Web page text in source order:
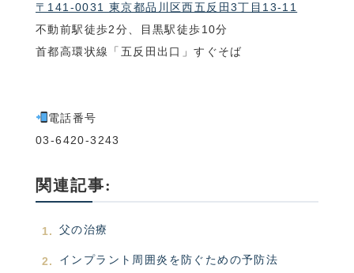
〒141-0031 東京都品川区西五反田3丁目13-11
不動前駅徒歩2分、目黒駅徒歩10分
首都高環状線「五反田出口」すぐそば
電話番号
03-6420-3243
関連記事:
父の治療
インプラント周囲炎を防ぐための予防法